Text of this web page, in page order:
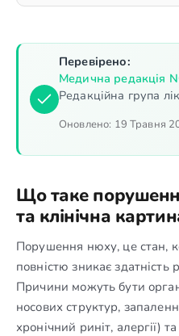
Перевірено:
Медична редакція
Редакційна група
Оновлено: 19 Травня
Що таке
та клінічна
Порушення нюху, це стан,
повністю зникає здатність
Причини можуть бути
носових структур,
хронічний риніт, алергії)